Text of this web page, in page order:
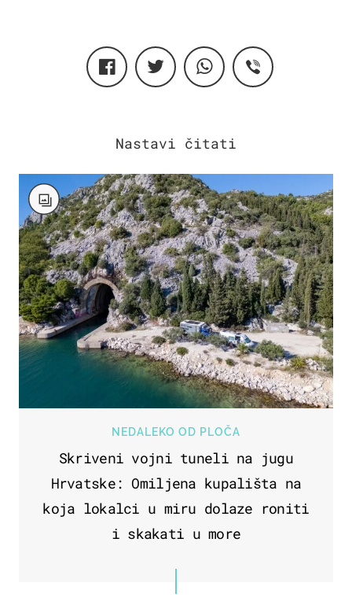
NEDALEKO OD PLOČA
Skriveni vojni tuneli na jugu
Hrvatske: Omiljena kupališta na
koja lokalci u miru dolaze roniti
i skakati u more